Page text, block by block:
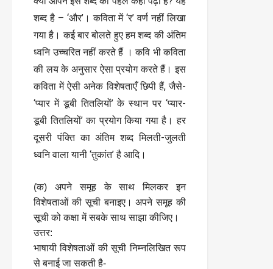
शब्द है – ‘और’। कविता में ‘र’ वर्ण नहीं लिखा
गया है। कई बार बोलते हुए हम शब्द की अंतिम
ध्वनि उच्चरित नहीं करते हैं । कवि भी कविता
की लय के अनुसार ऐसा प्रयोग करते हैं। इस
कविता में ऐसी अनेक विशेषताएँ छिपी हैं, जैसे-
‘प्यार में डूबी तितलियों’ के स्थान पर ‘प्यार-
डूबी तितलियों’ का प्रयोग किया गया है। हर
दूसरी पंक्ति का अंतिम शब्द मिलती-जुलती
ध्वनि वाला यानी ‘तुकांत’ है आदि।
(क) अपने समूह के साथ मिलकर इन
विशेषताओं की सूची बनाइए। अपने समूह की
सूची को कक्षा में सबके साथ साझा कीजिए।
उत्तर:
भाषायी विशेषताओं की सूची निम्नलिखित रूप
से बनाई जा सकती है-